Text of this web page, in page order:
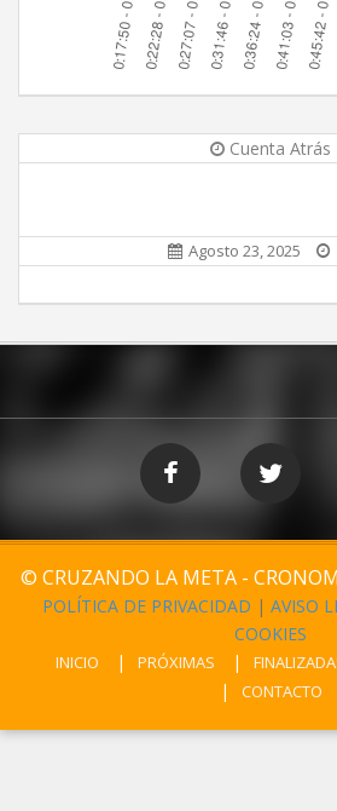
Cuenta Atrás
Agosto 23, 2025
© CRUZANDO LA META -
POLÍTICA DE PRIVACIDAD | AVISO
COOKIES
INICIO PRÓXIMAS
CONTACTO